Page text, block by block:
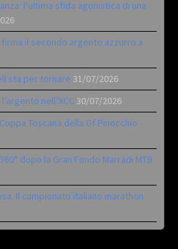
l’ultima sfida agonistica di una
firma il secondo argento azzurro a
sta per tornare 31/07/2026
nell’XCC 30/07/2026
Toscana della Gf Pinocchio
dopo la Gran Fondo Marradi MTB
Il campionato italiano marathon